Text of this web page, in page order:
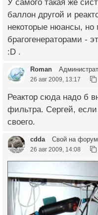
У самого такая же
баллон другой и
некоторые нюансы, но
брагогенераторами -
:D .
Roman
26 авг 2009, 13:17
Реактор сюда надо б
фильтра. Сергей,
своего.
cdda Свой на
26 авг 2009, 14:08